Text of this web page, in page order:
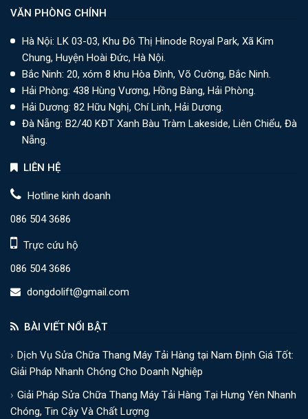
VĂN PHÒNG CHÍNH
Hà Nội: LK 03-03, Khu Đô Thị Hinode Royal Park, Xã Kim
Chung, Huyện Hoài Đức, Hà Nội.
Bắc Ninh: 20, xóm 8 khu Hòa Đình, Võ Cường, Bắc Ninh.
Hải Phòng: 438 Hùng Vương, Hồng Bàng, Hải Phòng.
Hải Dương: 82 Hữu Nghị, Chí Linh, Hải Dương.
Đà Nẵng: B2/40 KĐT Xanh Bàu Tràm Lakeside, Liên Chiểu, Đà
Nẵng.
LIÊN HỆ
Hotline kinh doanh
086 504 3686
Trực cứu hộ
086 504 3686
dongdolift@gmail.com
BÀI VIẾT NỔI BẬT
Dịch Vụ Sửa Chữa Thang Máy Tải Hàng tại Nam Định Giá Tốt:
Giải Pháp Nhanh Chóng Cho Doanh Nghiệp
Giải Pháp Sửa Chữa Thang Máy Tải Hàng Tại Hưng Yên Nhanh
Chóng, Tin Cậy Và Chất Lượng